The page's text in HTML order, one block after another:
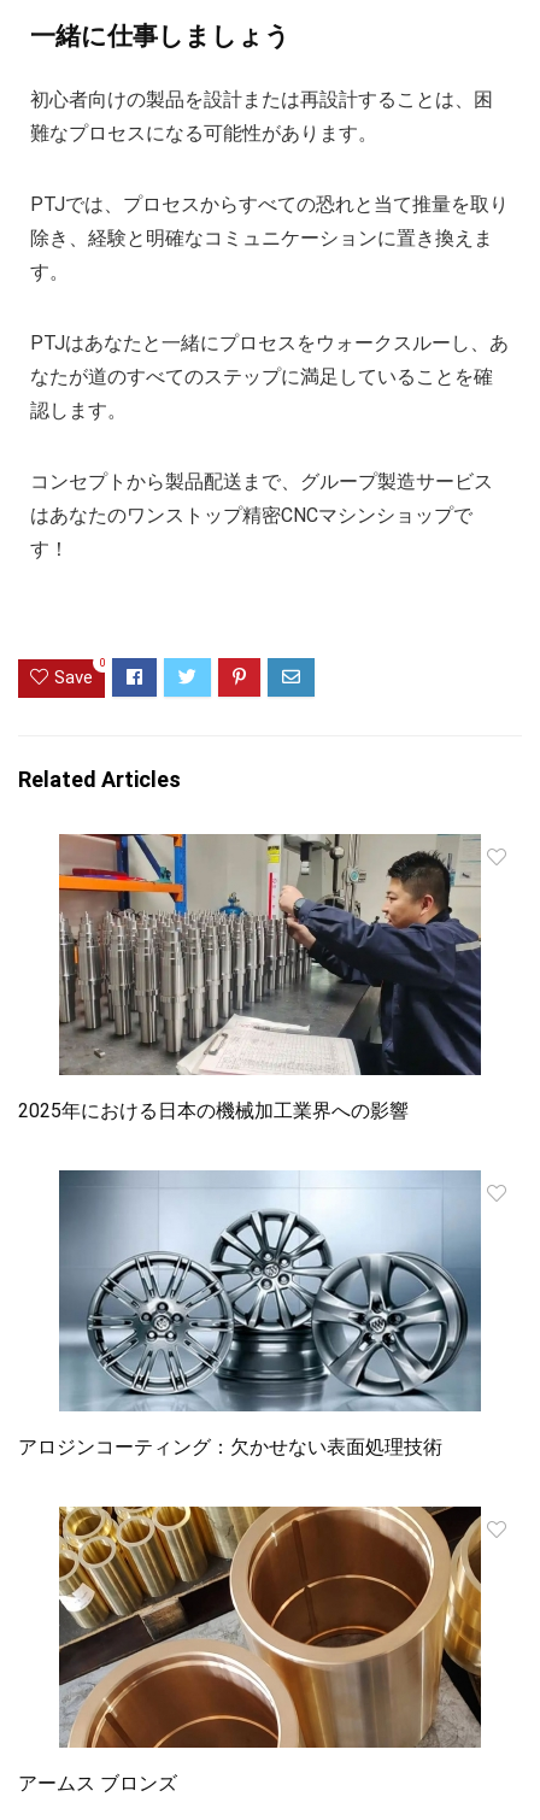
一緒に仕事しましょう
初心者向けの製品を設計または再設計することは、困
難なプロセスになる可能性があります。
PTJでは、プロセスからすべての恐れと当て推量を取り
除き、経験と明確なコミュニケーションに置き換えま
す。
PTJはあなたと一緒にプロセスをウォークスルーし、あ
なたが道のすべてのステップに満足していることを確
認します。
コンセプトから製品配送まで、グループ製造サービス
はあなたのワンストップ精密CNCマシンショップで
す！
Save
0
Related Articles
2025年における日本の機械加工業界への影響
アロジンコーティング：欠かせない表面処理技術
アームス ブロンズ